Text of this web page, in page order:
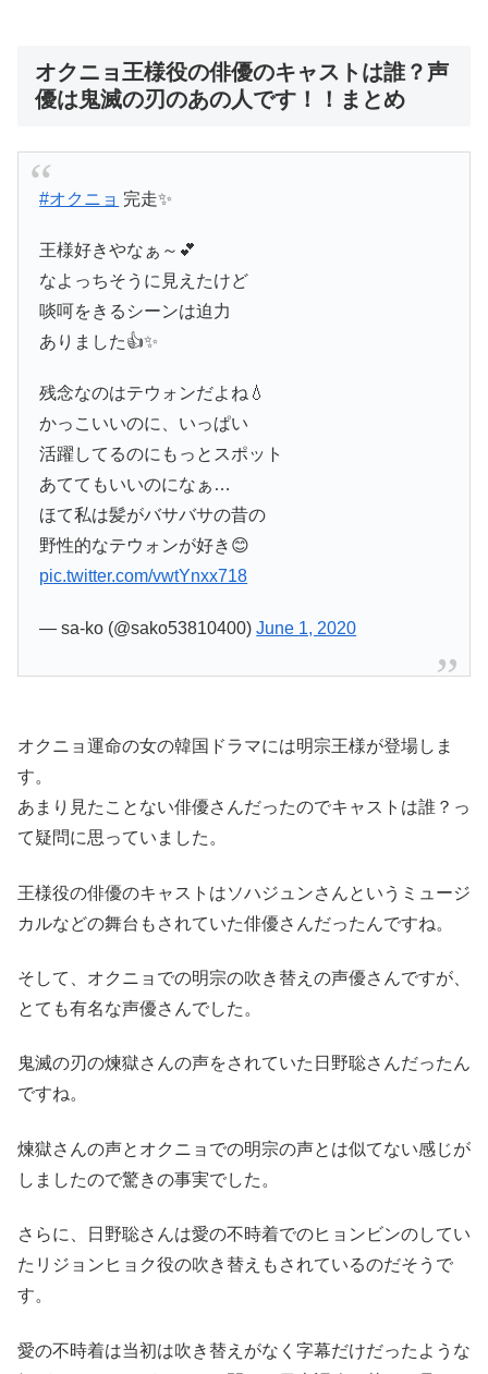
オクニョ王様役の俳優のキャストは誰？声
優は鬼滅の刃のあの人です！！まとめ
#オクニョ 完走✨
王様好きやなぁ～💕
なよっちそうに見えたけど
啖呵をきるシーンは迫力
ありました👍✨
残念なのはテウォンだよね💧
かっこいいのに、いっぱい
活躍してるのにもっとスポット
あててもいいのになぁ…
ほて私は髪がバサバサの昔の
野性的なテウォンが好き😊
pic.twitter.com/vwtYnxx718
— sa-ko (@sako53810400)June 1, 2020
オクニョ運命の女の韓国ドラマには明宗王様が登場しま
す。
あまり見たことない俳優さんだったのでキャストは誰？っ
て疑問に思っていました。
王様役の俳優のキャストはソハジュンさんというミュージ
カルなどの舞台もされていた俳優さんだったんですね。
そして、オクニョでの明宗の吹き替えの声優さんですが、
とても有名な声優さんでした。
鬼滅の刃の煉獄さんの声をされていた日野聡さんだったん
ですね。
煉獄さんの声とオクニョでの明宗の声とは似てない感じが
しましたので驚きの事実でした。
さらに、日野聡さんは愛の不時着でのヒョンビンのしてい
たリジョンヒョク役の吹き替えもされているのだそうで
す。
愛の不時着は当初は吹き替えがなく字幕だけだったような